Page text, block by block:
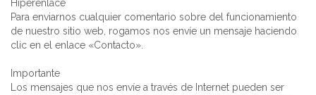
Hiperenlace
Para enviarnos cualquier comentario sobre del funcionamiento
de nuestro sitio web, rogamos nos envíe un mensaje haciendo
clic en el enlace «Contacto».
Importante
Los mensajes que nos envíe a través de Internet pueden ser